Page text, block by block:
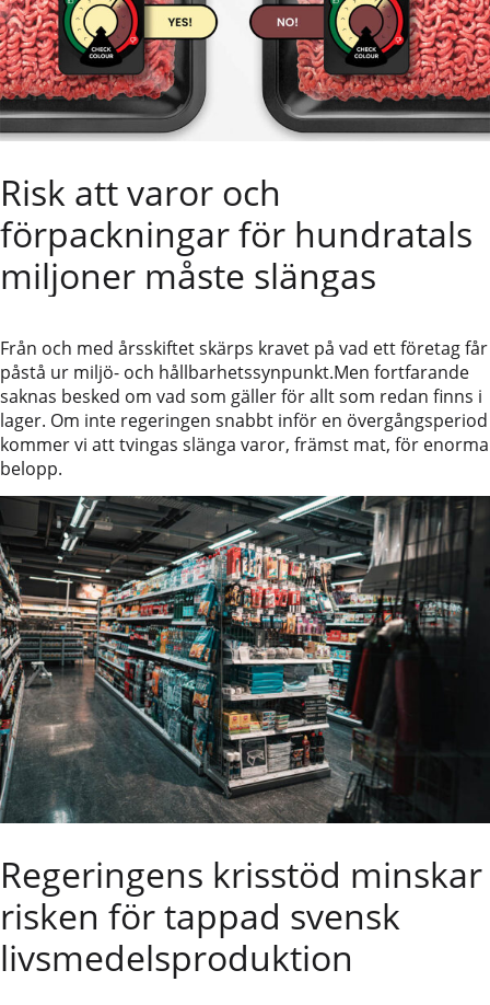
Risk att varor och
förpackningar för hundratals
miljoner måste slängas
Från och med årsskiftet skärps kravet på vad ett företag får
påstå ur miljö- och hållbarhetssynpunkt.Men fortfarande
saknas besked om vad som gäller för allt som redan finns i
lager. Om inte regeringen snabbt inför en övergångsperiod
kommer vi att tvingas slänga varor, främst mat, för enorma
belopp.
Regeringens krisstöd minskar
risken för tappad svensk
livsmedelsproduktion